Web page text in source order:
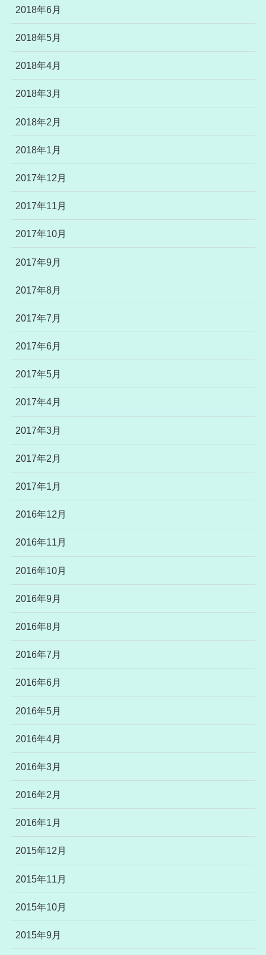
2018年6月
2018年5月
2018年4月
2018年3月
2018年2月
2018年1月
2017年12月
2017年11月
2017年10月
2017年9月
2017年8月
2017年7月
2017年6月
2017年5月
2017年4月
2017年3月
2017年2月
2017年1月
2016年12月
2016年11月
2016年10月
2016年9月
2016年8月
2016年7月
2016年6月
2016年5月
2016年4月
2016年3月
2016年2月
2016年1月
2015年12月
2015年11月
2015年10月
2015年9月